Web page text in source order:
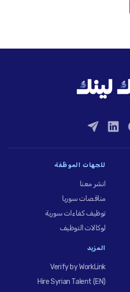
للجهات الموظِّفة
انشر معنا
مناقصات سوريا
توظيف كفاءات سورية
لوكالات التوظيف
المزيد
Verify by WorkLink
Hire Syrian Talent (EN)